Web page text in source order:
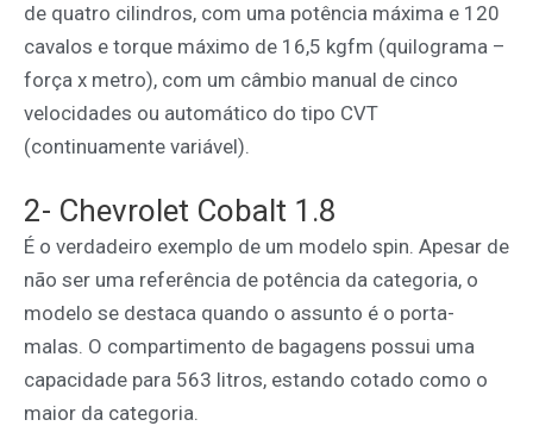
de quatro cilindros, com uma potência máxima e 120
cavalos e torque máximo de 16,5 kgfm (quilograma –
força x metro), com um câmbio manual de cinco
velocidades ou automático do tipo CVT
(continuamente variável).
2- Chevrolet Cobalt 1.8
É o verdadeiro exemplo de um modelo spin. Apesar de
não ser uma referência de potência da categoria, o
modelo se destaca quando o assunto é o porta-
malas. O compartimento de bagagens possui uma
capacidade para 563 litros, estando cotado como o
maior da categoria.